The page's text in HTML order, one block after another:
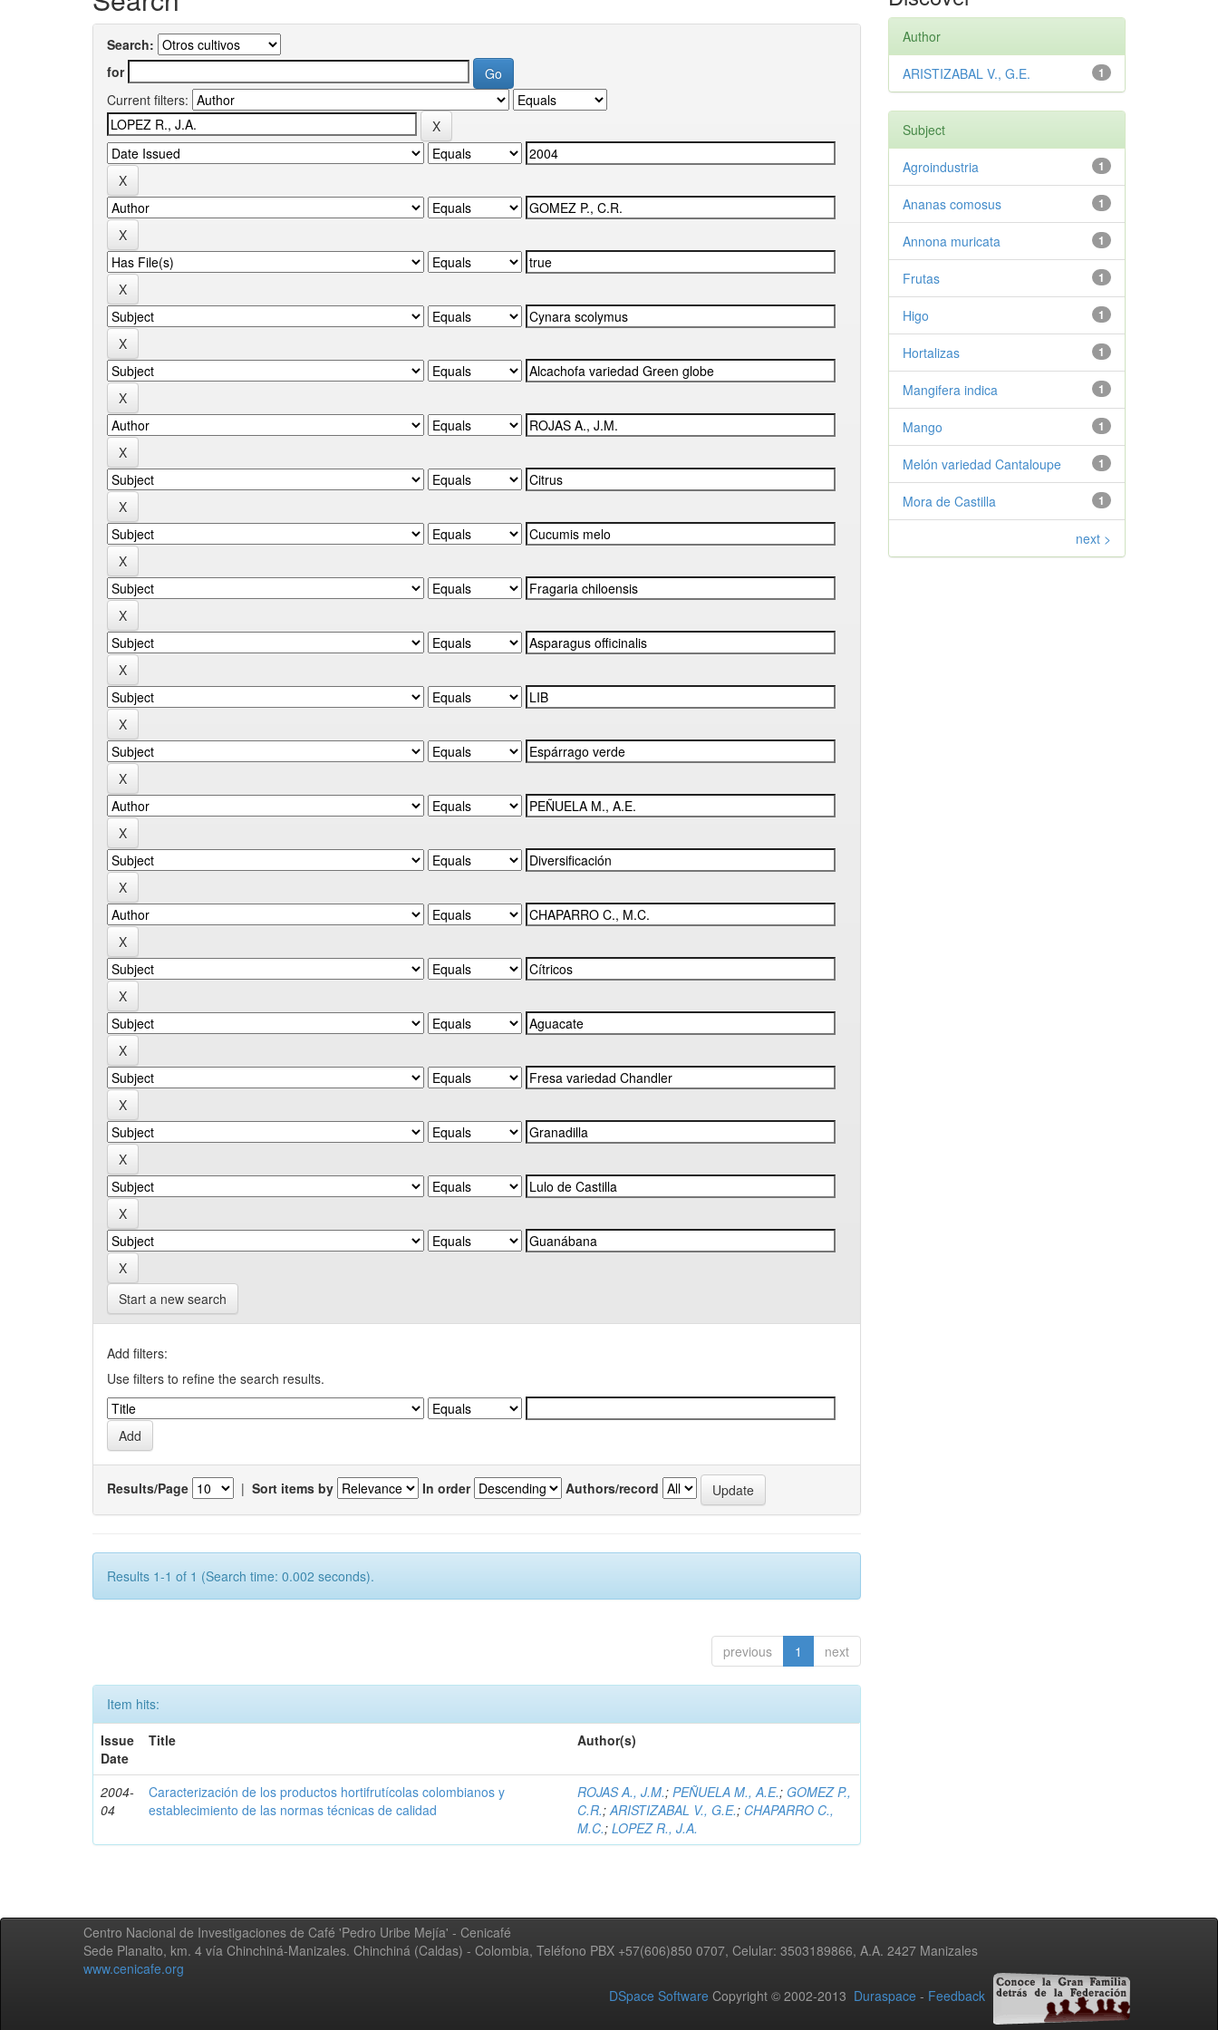
Search:
for
Current filters:
Start a new search
Add filters:
Use filters to refine the search results.
Results/Page | Sort items by In order Authors/record
Results 1-1 of 1 (Search time: 0.002 seconds).
previous 1 next
Item hits:
Issue
Date
Title Author(s)
2004-
04
Caracterización de los productos hortifrutícolas colombianos y
establecimiento de las normas técnicas de calidad
ROJAS A., J.M.;PEÑUELA M., A.E.; GOMEZ P.,
C.R.;ARISTIZABAL V., G.E.; CHAPARRO C.,
M.C.;LOPEZ R., J.A.
Author
1
ARISTIZABAL V., G.E.
Subject
1
Agroindustria
1
Ananas comosus
1
Annona muricata
1
Frutas
1
Higo
1
Hortalizas
1
Mangifera indica
1
Mango
1
Melón variedad Cantaloupe
1
Mora de Castilla
next >
Centro Nacional de Investigaciones de Café 'Pedro Uribe Mejía' - Cenicafé
Sede Planalto, km. 4 vía Chinchiná-Manizales. Chinchiná (Caldas) - Colombia, Teléfono PBX +57(606)850 0707, Celular: 3503189866, A.A. 2427 Manizales
www.cenicafe.org
DSpace Software Copyright © 2002-2013 Duraspace - Feedback